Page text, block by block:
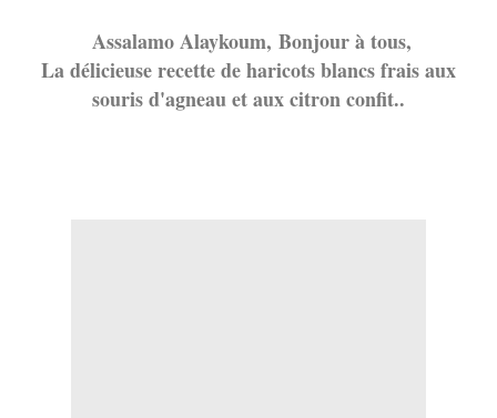
Assalamo Alaykoum, Bonjour à tous,
La délicieuse recette de haricots blancs frais aux
souris d'agneau et aux citron confit..